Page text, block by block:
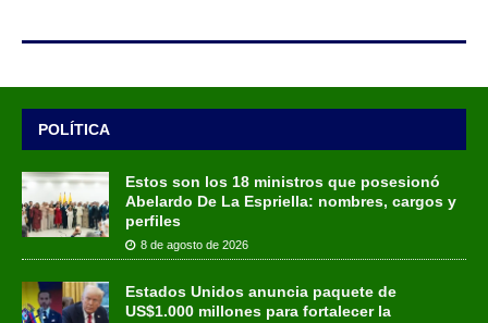
POLÍTICA
Estos son los 18 ministros que posesionó
Abelardo De La Espriella: nombres, cargos y
perfiles
8 de agosto de 2026
Estados Unidos anuncia paquete de
US$1.000 millones para fortalecer la